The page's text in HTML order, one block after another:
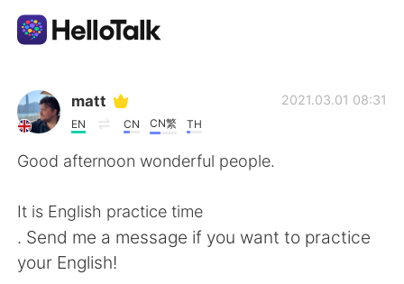
Приложение для Языкового Обмена
AI Grammar Checker
English
matt
EN CN CN繁 TH
2021.03.01 08:31
Good afternoon wonderful people.
It is English practice time
. Send me a message if you want to practice
your English!